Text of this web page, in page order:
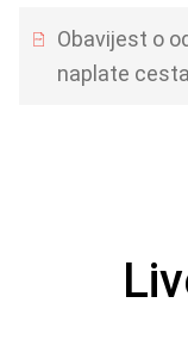
Obavijest o
naplate